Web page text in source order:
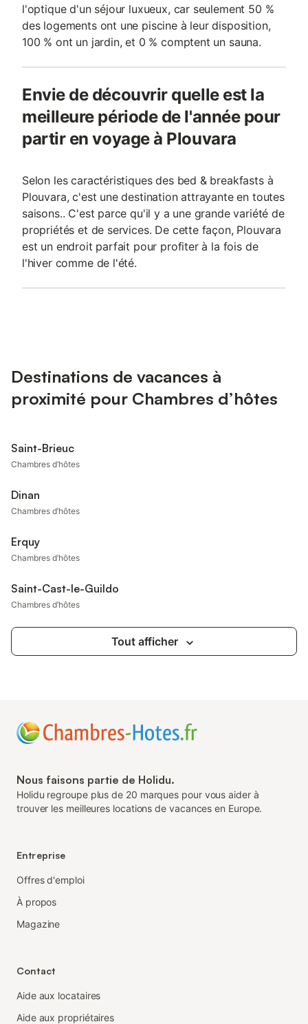
l'optique d'un séjour luxueux, car seulement 50 %
des logements ont une piscine à leur disposition,
100 % ont un jardin, et 0 % comptent un sauna.
Envie de découvrir quelle est la
meilleure période de l'année pour
partir en voyage à Plouvara
Selon les caractéristiques des bed & breakfasts à
Plouvara, c'est une destination attrayante en toutes
saisons.. C'est parce qu'il y a une grande variété de
propriétés et de services. De cette façon, Plouvara
est un endroit parfait pour profiter à la fois de
l'hiver comme de l'été.
Destinations de vacances à
proximité pour Chambres d’hôtes
Saint-Brieuc
Chambres d’hôtes
Dinan
Chambres d’hôtes
Erquy
Chambres d’hôtes
Saint-Cast-le-Guildo
Chambres d’hôtes
Tout afficher
Nous faisons partie de Holidu.
Holidu regroupe plus de 20 marques pour vous aider à
trouver les meilleures locations de vacances en Europe.
Entreprise
Offres d'emploi
À propos
Magazine
Contact
Aide aux locataires
Aide aux propriétaires